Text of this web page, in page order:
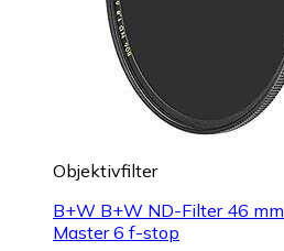
Objektivfilter
B+W B+W ND-Filter 46
Master 6 f-stop